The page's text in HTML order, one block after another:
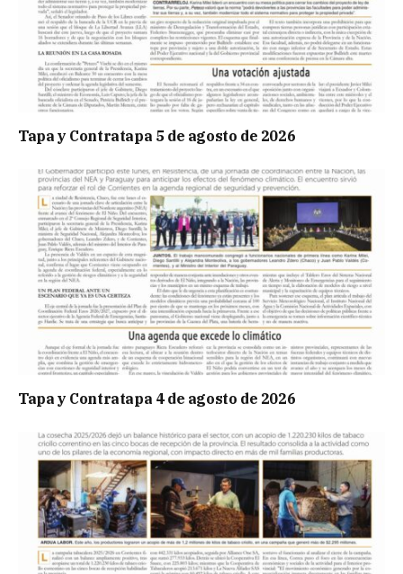
Tapa y Contratapa 5 de agosto de 2026
Tapa y Contratapa 4 de agosto de 2026